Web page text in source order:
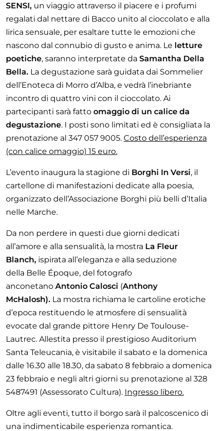
SENSI, un viaggio attraverso il piacere e i profumi
regalati dal nettare di Bacco unito al cioccolato e alla
lirica sensuale, per esaltare tutte le emozioni che
nascono dal connubio di gusto e anima. Le letture
poetiche, saranno interpretate da Samantha Della
Bella. La degustazione sarà guidata dai Sommelier
dell’Enoteca di Morro d’Alba, e vedrà l’inebriante
incontro di quattro vini con il cioccolato. Ai
partecipanti sarà fatto omaggio di un calice da
degustazione. I posti sono limitati ed è consigliata la
prenotazione al 347 057 9005. Costo dell’esperienza
(con calice omaggio) 15 euro.
L’evento inaugura la stagione di Borghi In Versi, il
cartellone di manifestazioni dedicate alla poesia,
organizzato dell’Associazione Borghi più belli d’Italia
nelle Marche.
Da non perdere in questi due giorni dedicati
all’amore e alla sensualità, la mostra La Fleur
Blanch, ispirata all’eleganza e alla seduzione
della Belle Époque, del fotografo
anconetano Antonio Calosci (Anthony
McHalosh). La mostra richiama le cartoline erotiche
d’epoca restituendo le atmosfere di sensualità
evocate dal grande pittore Henry De Toulouse-
Lautrec. Allestita presso il prestigioso Auditorium
Santa Teleucania, è visitabile il sabato e la domenica
dalle 16.30 alle 18.30, da sabato 8 febbraio a domenica
23 febbraio e negli altri giorni su prenotazione al 328
5487491 (Assessorato Cultura). Ingresso libero.
Oltre agli eventi, tutto il borgo sarà il palcoscenico di
una indimenticabile esperienza romantica.